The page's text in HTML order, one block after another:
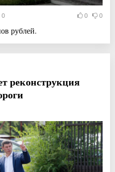
0 0 0
рублей.
реконструкция